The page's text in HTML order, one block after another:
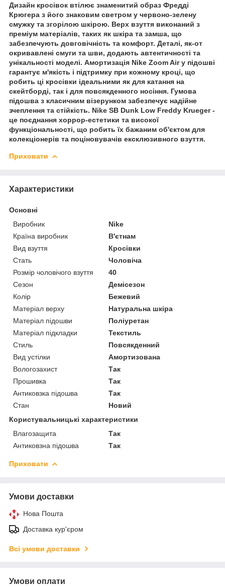
Дизайн кросівок втілює знаменитий образ Фредді
Крюгера з його знаковим светром у червоно-зелену
смужку та згорілою шкірою. Верх взуття виконаний з
преміум матеріалів, таких як шкіра та замша, що
забезпечують довговічність та комфорт. Деталі, як-от
окривавлені смуги та шви, додають автентичності та
унікальності моделі. Амортизація Nike Zoom Air у підошві
гарантує м'якість і підтримку при кожному кроці, що
робить ці кросівки ідеальними як для катання на
скейтборді, так і для повсякденного носіння. Гумова
підошва з класичним візерунком забезпечує надійне
зчеплення та стійкість. Nike SB Dunk Low Freddy Krueger -
це поєднання хоррор-естетики та високої
функціональності, що робить їх бажаним об'єктом для
колекціонерів та поціновувачів ексклюзивного взуття.
Приховати
Характеристики
Основні
Виробник
Nike
Країна виробник
В'єтнам
Вид взуття
Кросівки
Стать
Чоловіча
Розмір чоловічого взуття
40
Сезон
Демісезон
Колір
Бежевий
Матеріал верху
Натуральна шкіра
Матеріал підошви
Поліуретан
Матеріал підкладки
Текстиль
Стиль
Повсякденний
Вид устілки
Амортизована
Вологозахист
Так
Прошивка
Так
Антиковзка підошва
Так
Стан
Новий
Користувальницькі характеристики
Влагозащита
Так
Антиковзна підошва
Так
Приховати
Умови доставки
Нова Пошта
Доставка кур'єром
Всі умови доставки
Умови оплати